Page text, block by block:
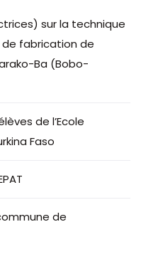
sur la technique
fabrication de
Ba (Bobo-
de l’Ecole
Faso
de